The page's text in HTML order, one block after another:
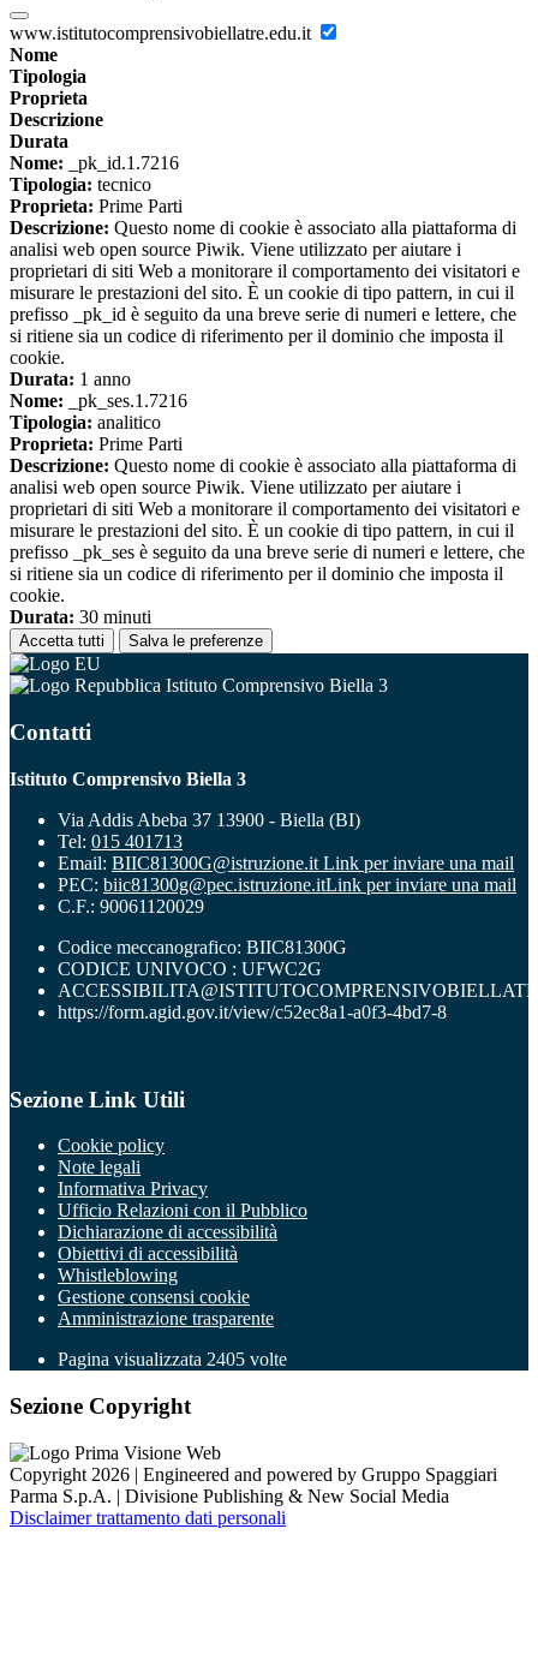
www.istitutocomprensivobiellatre.edu.it
Nome
Tipologia
Proprieta
Descrizione
Durata
Nome: _pk_id.1.7216
Tipologia: tecnico
Proprieta: Prime Parti
Descrizione: Questo nome di cookie è associato alla piattaforma di
analisi web open source Piwik. Viene utilizzato per aiutare i
proprietari di siti Web a monitorare il comportamento dei visitatori e
misurare le prestazioni del sito. È un cookie di tipo pattern, in cui il
prefisso _pk_id è seguito da una breve serie di numeri e lettere, che
si ritiene sia un codice di riferimento per il dominio che imposta il
cookie.
Durata: 1 anno
Nome: _pk_ses.1.7216
Tipologia: analitico
Proprieta: Prime Parti
Descrizione: Questo nome di cookie è associato alla piattaforma di
analisi web open source Piwik. Viene utilizzato per aiutare i
proprietari di siti Web a monitorare il comportamento dei visitatori e
misurare le prestazioni del sito. È un cookie di tipo pattern, in cui il
prefisso _pk_ses è seguito da una breve serie di numeri e lettere, che
si ritiene sia un codice di riferimento per il dominio che imposta il
cookie.
Durata: 30 minuti
Accetta tutti Salva le preferenze
Istituto Comprensivo Biella 3
Contatti
Istituto Comprensivo Biella 3
Via Addis Abeba 37 13900 - Biella (BI)
Tel: 015 401713
Email: BIIC81300G@istruzione.it Link per inviare una mail
PEC: biic81300g@pec.istruzione.itLink per inviare una mail
C.F.: 90061120029
Codice meccanografico: BIIC81300G
CODICE UNIVOCO : UFWC2G
https://form.agid.gov.it/view/c52ec8a1-a0f3-4bd7-8
Sezione Link Utili
Cookie policy
Note legali
Informativa Privacy
Ufficio Relazioni con il Pubblico
Dichiarazione di accessibilità
Obiettivi di accessibilità
Whistleblowing
Gestione consensi cookie
Amministrazione trasparente
Pagina visualizzata 2405 volte
Sezione Copyright
Copyright 2026 | Engineered and powered by Gruppo Spaggiari
Parma S.p.A. | Divisione Publishing & New Social Media
Disclaimer trattamento dati personali